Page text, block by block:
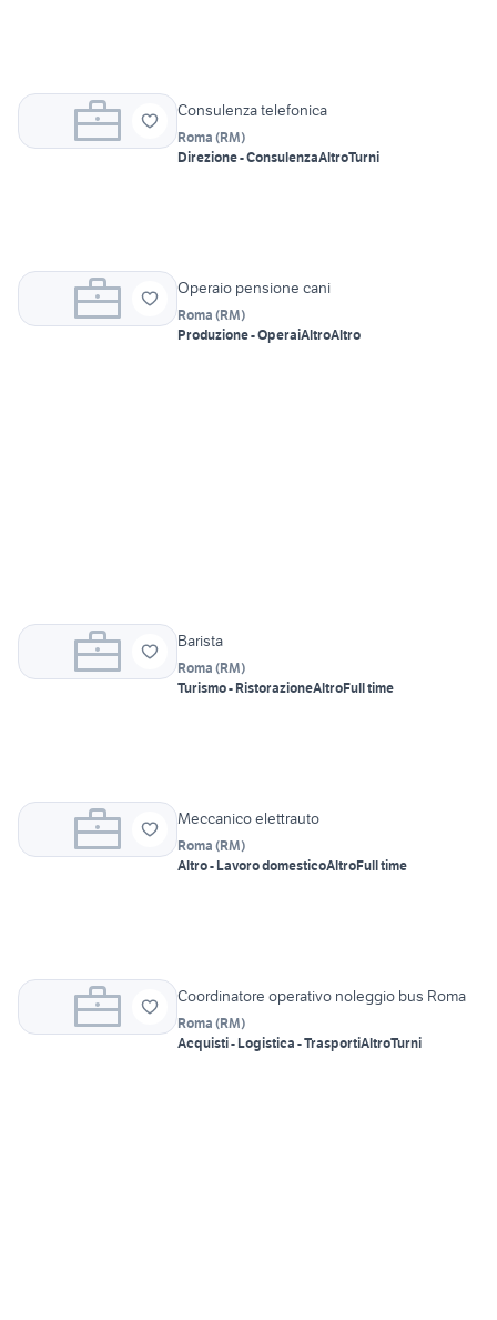
Consulenza telefonica
Roma (RM)
Direzione - ConsulenzaAltroTurni
Operaio pensione cani
Roma (RM)
Produzione - OperaiAltroAltro
Barista
Roma (RM)
Turismo - RistorazioneAltroFull time
Meccanico elettrauto
Roma (RM)
Altro - Lavoro domesticoAltroFull time
Coordinatore operativo noleggio bus Roma
Roma (RM)
Acquisti - Logistica - TrasportiAltroTurni